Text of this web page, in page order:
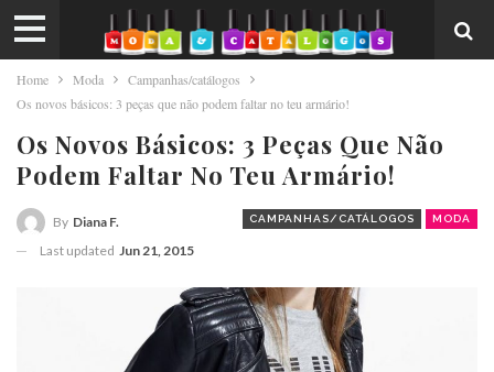
Home Moda
Campanhas/catálogos
Os novos básicos: 3 peças que não podem faltar no teu armário!
Os Novos Básicos: 3 Peças Que Não
Podem Faltar No Teu Armário!
CAMPANHAS/CATÁLOGOS MODA
By Diana F.
Last updated Jun 21, 2015